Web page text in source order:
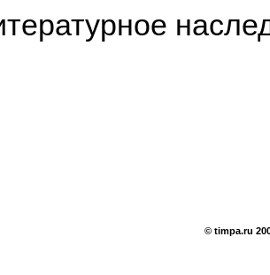
© timpa.ru